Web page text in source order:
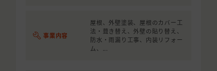
事業内容
屋根、外壁塗装、屋根のカバー工
法・葺き替え、外壁の貼り替え、
防水・雨漏り工事、内装リフォー
ム、...